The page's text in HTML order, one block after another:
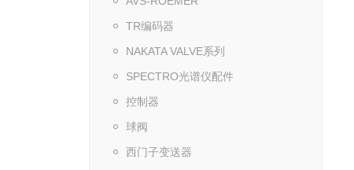
TR编码器
NAKATA VALVE系列
SPECTRO光谱仪配件
控制器
球阀
西门子变送器